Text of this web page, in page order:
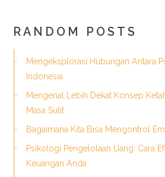
RANDOM POSTS
Mengeksplorasi Hubungan Antara
Indonesia
Mengenal Lebih Dekat Konsep
Masa Sulit
Bagaimana Kita Bisa Mengontrol
Psikologi Pengelolaan Uang: Cara
Keuangan Anda